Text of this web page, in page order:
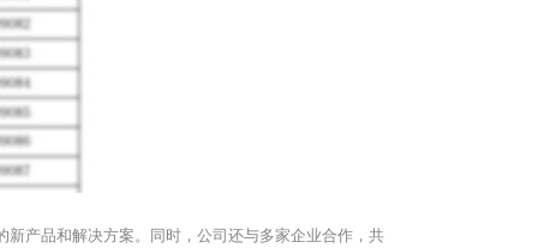
产品和解决方案。同时，公司还与多家企业合作，共